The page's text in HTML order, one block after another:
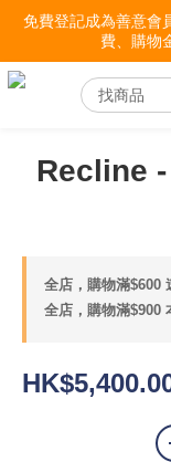
免費登記成為善意會
費、購物
Recline -
全店，購物滿$600
全店，購物滿$900